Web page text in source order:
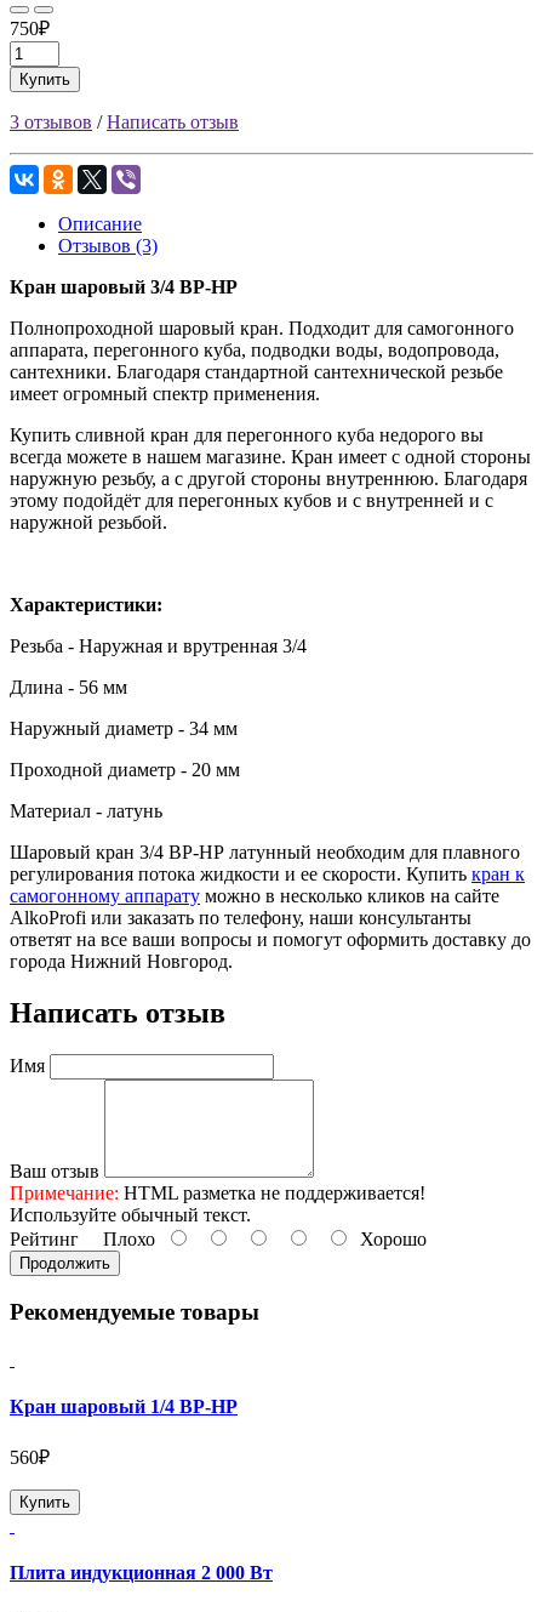
750₽
Купить
3 отзывов /Написать отзыв
Описание
Отзывов (3)
Кран шаровый 3/4 ВР-НР
Полнопроходной шаровый кран. Подходит для самогонного
аппарата, перегонного куба, подводки воды, водопровода,
сантехники. Благодаря стандартной сантехнической резьбе
имеет огромный спектр применения.
Купить сливной кран для перегонного куба недорого вы
всегда можете в нашем магазине. Кран имеет с одной стороны
наружную резьбу, а с другой стороны внутреннюю. Благодаря
этому подойдёт для перегонных кубов и с внутренней и с
наружной резьбой.
Характеристики:
Резьба - Наружная и врутренная 3/4
Длина - 56 мм
Наружный диаметр - 34 мм
Проходной диаметр - 20 мм
Материал - латунь
Шаровый кран 3/4 ВР-НР латунный необходим для плавного
регулирования потока жидкости и ее скорости. Купить кран к
самогонному аппарату можно в несколько кликов на сайте
AlkoProfi или заказать по телефону, наши консультанты
ответят на все ваши вопросы и помогут оформить доставку до
города Нижний Новгород.
Написать отзыв
Имя
Ваш отзыв
Примечание: HTML разметка не поддерживается!
Используйте обычный текст.
Рейтинг Плохо Хорошо
Продолжить
Рекомендуемые товары
Кран шаровый 1/4 ВР-НР
560₽
Купить
Плита индукционная 2 000 Вт